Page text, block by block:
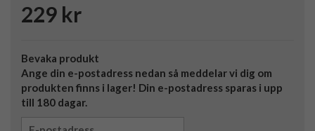
229 kr
Bevaka produkt
Ange din e-postadress nedan så meddelar vi dig om
produkten finns i lager! Din e-postadress sparas i upp
till 180 dagar.